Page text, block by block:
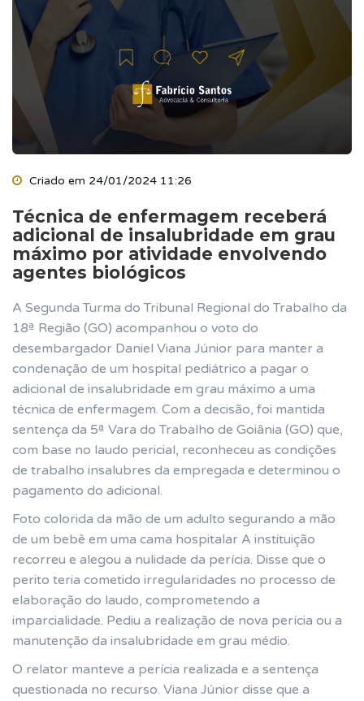
Criado em 24/01/2024 11:26
Técnica de enfermagem receberá
adicional de insalubridade em grau
máximo por atividade envolvendo
agentes biológicos
A Segunda Turma do Tribunal Regional do Trabalho da
18ª Região (GO) acompanhou o voto do
desembargador Daniel Viana Júnior para manter a
condenação de um hospital pediátrico a pagar o
adicional de insalubridade em grau máximo a uma
técnica de enfermagem. Com a decisão, foi mantida
sentença da 5ª Vara do Trabalho de Goiânia (GO) que,
com base no laudo pericial, reconheceu as condições
de trabalho insalubres da empregada e determinou o
pagamento do adicional.
Foto colorida da mão de um adulto segurando a mão
de um bebê em uma cama hospitalar A instituição
recorreu e alegou a nulidade da perícia. Disse que o
perito teria cometido irregularidades no processo de
elaboração do laudo, comprometendo a
imparcialidade. Pediu a realização de nova perícia ou a
manutenção da insalubridade em grau médio.
O relator manteve a perícia realizada e a sentença
questionada no recurso. Viana Júnior disse que a